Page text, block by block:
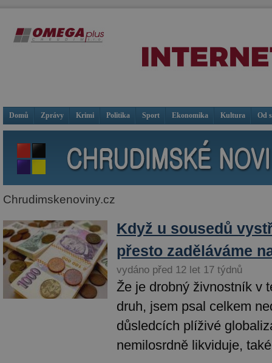
Domů Zprávy Krimi Politika Sport Ekonomika Kultura Od
Chrudimskenoviny.cz
Když u sousedů
přesto zaděláváme
vydáno před 12 let 17 týdnů
Že je drobný živnostník v
druh, jsem psal celkem
důsledcích plíživé
nemilosrdně likviduje,